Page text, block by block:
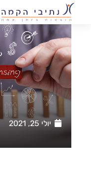
יולי 25, 2021